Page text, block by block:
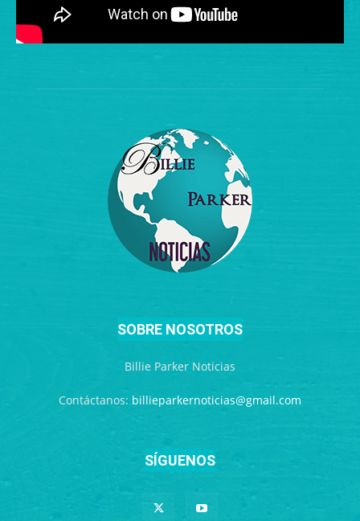
SOBRE NOSOTROS
Billie Parker Noticias
Contáctanos: billieparkernoticias@gmail.com
SÍGUENOS